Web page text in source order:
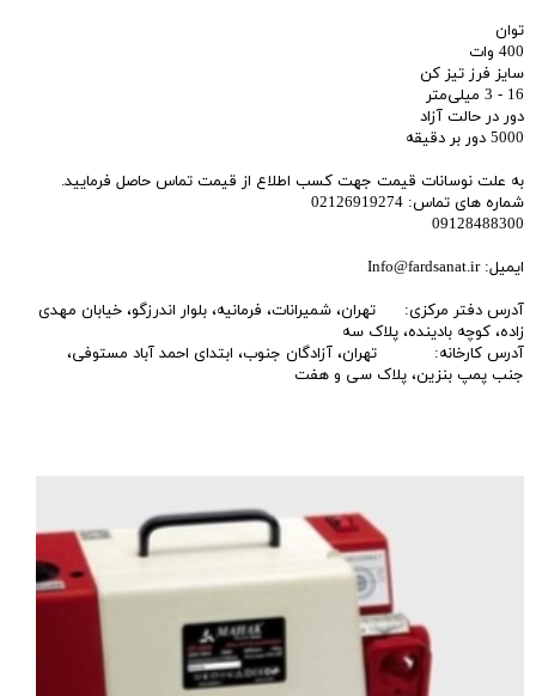
توان
400 وات
سایز فرز تیز کن
16 - 3 میلی‌متر
دور در حالت آزاد
5000 دور بر دقیقه
به علت نوسانات قیمت جهت کسب اطلاع از قیمت تماس حاصل فرمایید.
شماره های تماس: 02126919274
09128488300
ایمیل: Info@fardsanat.ir
آدرس دفتر مرکزی: تهران، شمیرانات، فرمانیه، بلوار اندرزگو، خیابان مهدی
زاده، کوچه بادینده، پلاک سه
آدرس کارخانه: تهران، آزادگان جنوب، ابتدای احمد آباد مستوفی،
جنب پمپ بنزین، پلاک سی و هفت